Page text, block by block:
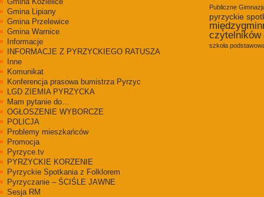
Gmina Lipiany
Gmina Przelewice
Gmina Warnice
Informacje
INFORMACJE Z PYRZYCKIEGO RATUSZA
Inne
Komunikat
Konferencja prasowa bumistrza Pyrzyc
LGD ZIEMIA PYRZYCKA
Mam pytanie do…
OGŁOSZENIE WYBORCZE
POLICJA
Problemy mieszkańców
Promocja
Pyrzyce.tv
PYRZYCKIE KORZENIE
Pyrzyckie Spotkania z Folklorem
Pyrzyczanie – ŚCIŚLE JAWNE
Sesja RM
Publiczne
pyrzyckie
czytelników
szkoła